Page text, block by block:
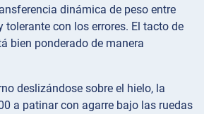
dinámica de peso entre
tolerante con los errores. El tacto de
bien ponderado de manera
deslizándose sobre el hielo, la
a patinar con agarre bajo las ruedas